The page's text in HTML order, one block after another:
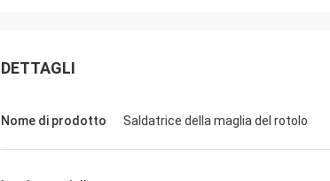
DETTAGLI
Nome di prodotto Saldatrice della maglia del rotolo